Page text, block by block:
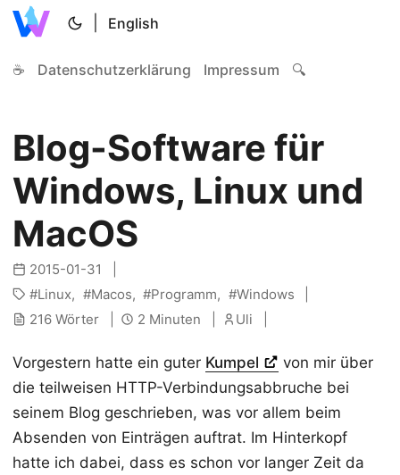
English
☕ Datenschutzerklärung Impressum 🔍
Blog-Software für
Windows, Linux und
MacOS
2015-01-31
Linux
Macos Programm
Windows
216 Wörter
2 Minuten Uli
Vorgestern hatte ein guter Kumpel
von mir über
die teilweisen HTTP-Verbindungsabbruche bei
seinem Blog geschrieben, was vor allem beim
Absenden von Einträgen auftrat. Im Hinterkopf
hatte ich dabei, dass es schon vor langer Zeit da